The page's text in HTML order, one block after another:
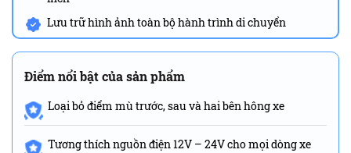
Lưu trữ hình ảnh toàn bộ hành trình di chuyển
Điểm nổi bật của sản phẩm
Loại bỏ điểm mù trước, sau và hai bên hông xe
Tương thích nguồn điện 12V – 24V cho mọi dòng xe